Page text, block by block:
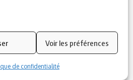
Voir les préférences
de confidentialité
Suivez-nous